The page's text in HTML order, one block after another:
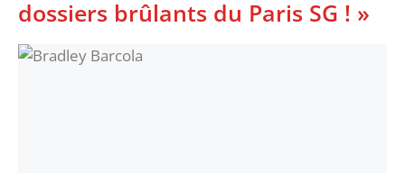
dossiers brûlants du Paris SG ! »